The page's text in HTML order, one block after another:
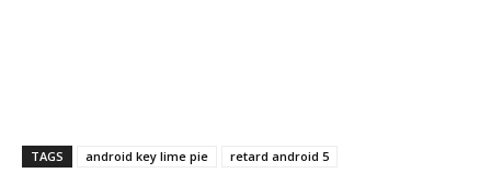
TAGS android key lime pie retard android 5